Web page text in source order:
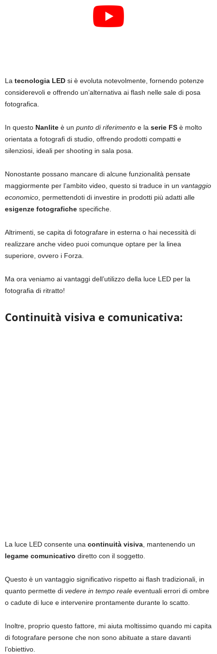
La tecnologia LED si è evoluta notevolmente, fornendo potenze
considerevoli e offrendo un’alternativa ai flash nelle sale di posa
fotografica.
In questo Nanlite è un punto di riferimento e la serie FS è molto
orientata a fotografi di studio, offrendo prodotti compatti e
silenziosi, ideali per shooting in sala posa.
Nonostante possano mancare di alcune funzionalità pensate
maggiormente per l’ambito video, questo si traduce in un vantaggio
economico, permettendoti di investire in prodotti più adatti alle
esigenze fotografiche specifiche.
Altrimenti, se capita di fotografare in esterna o hai necessità di
realizzare anche video puoi comunque optare per la linea
superiore, ovvero i Forza.
Ma ora veniamo ai vantaggi dell’utilizzo della luce LED per la
fotografia di ritratto!
Continuità visiva e comunicativa:
La luce LED consente una continuità visiva, mantenendo un
legame comunicativo diretto con il soggetto.
Questo è un vantaggio significativo rispetto ai flash tradizionali, in
quanto permette di vedere in tempo reale eventuali errori di ombre
o cadute di luce e intervenire prontamente durante lo scatto.
Inoltre, proprio questo fattore, mi aiuta moltissimo quando mi capita
di fotografare persone che non sono abituate a stare davanti
l’obiettivo.